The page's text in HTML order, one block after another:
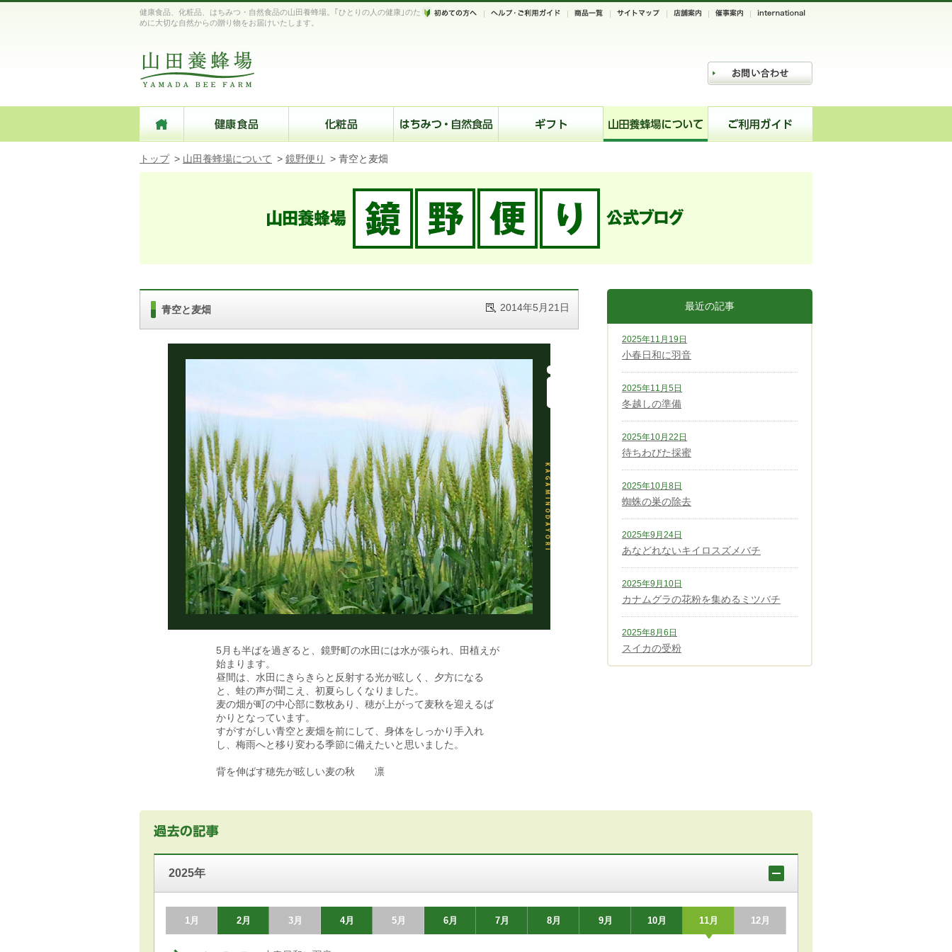
健康食品、化粧品、はちみつ・自然食品の山田養蜂場。｢ひとりの人の健康｣のた
めに大切な自然からの贈り物をお届けいたします。
トップ > 山田養蜂場について > 鏡野便り > 青空と麦畑
青空と麦畑 2014年5月21日
5月も半ばを過ぎると、鏡野町の水田には水が張られ、田植えが
始まります。
昼間は、水田にきらきらと反射する光が眩しく、夕方になる
と、蛙の声が聞こえ、初夏らしくなりました。
麦の畑が町の中心部に数枚あり、穂が上がって麦秋を迎えるば
かりとなっています。
すがすがしい青空と麦畑を前にして、身体をしっかり手入れ
し、梅雨へと移り変わる季節に備えたいと思いました。
背を伸ばす穂先が眩しい麦の秋 凛
最近の記事
2025年11月19日
小春日和に羽音
2025年11月5日
冬越しの準備
2025年10月22日
待ちわびた採蜜
2025年10月8日
蜘蛛の巣の除去
2025年9月24日
あなどれないキイロスズメバチ
2025年9月10日
カナムグラの花粉を集めるミツバチ
2025年8月6日
スイカの受粉
2025年
1月 2月 3月 4月 5月 6月 7月 8月 9月 10月 11月 12月